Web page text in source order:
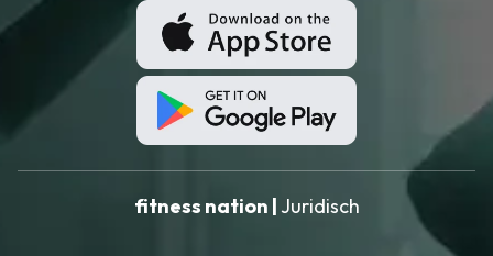
fitness nation | Juridisch